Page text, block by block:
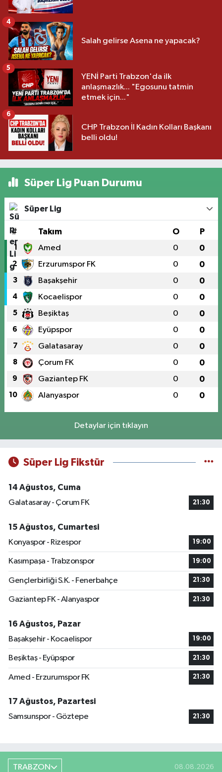
Salah gelirse Asena ne yapacak?
4
YENİ Parti Trabzon'da ilk
anlaşmazlık... "Egosunu tatmin
etmek için..."
5
CHP Trabzon İl Kadın Kolları Başkanı
belli oldu!
6
Süper Lig Puan Durumu
Süper Lig
# Takım O P
1 Amed 0 0
2 Erzurumspor FK 0 0
3 Başakşehir 0 0
4 Kocaelispor 0 0
5 Beşiktaş 0 0
6 Eyüpspor 0 0
7 Galatasaray 0 0
8 Çorum FK 0 0
9 Gaziantep FK 0 0
10 Alanyaspor 0 0
Detaylar için tıklayın
Süper Lig Fikstür
14 Ağustos, Cuma
Galatasaray - Çorum FK
21:30
15 Ağustos, Cumartesi
Konyaspor - Rizespor
19:00
Kasımpaşa - Trabzonspor 19:00
Gençlerbirliği S.K. - Fenerbahçe 21:30
Gaziantep FK - Alanyaspor 21:30
16 Ağustos, Pazar
Başakşehir - Kocaelispor
19:00
Beşiktaş - Eyüpspor 21:30
Amed - Erzurumspor FK 21:30
17 Ağustos, Pazartesi
Samsunspor - Göztepe
21:30
TRABZON 08.08.2026